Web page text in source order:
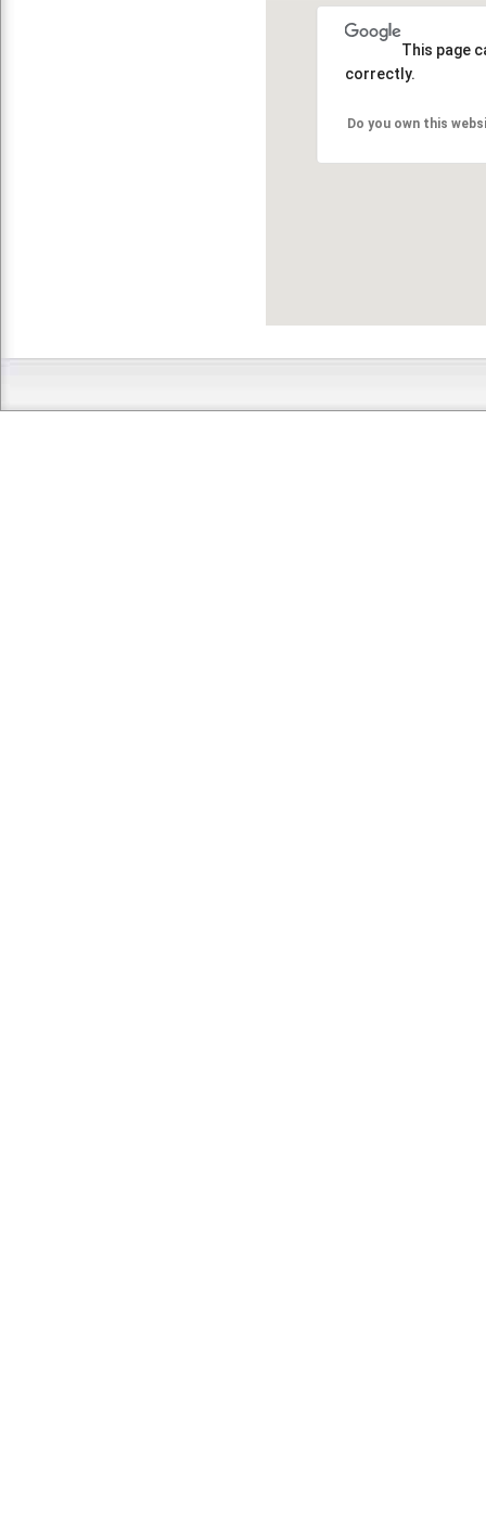
This page
correctly.
Do you own this